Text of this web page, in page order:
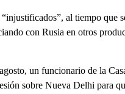
al tiempo que
con Rusia en otros
un funcionario de la
sobre Nueva Delhi para